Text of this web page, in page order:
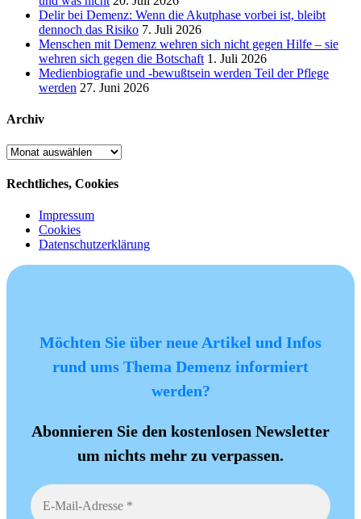
Delir bei Demenz: Wenn die Akutphase vorbei ist, bleibt
dennoch das Risiko 7. Juli 2026
Menschen mit Demenz wehren sich nicht gegen Hilfe – sie
wehren sich gegen die Botschaft 1. Juli 2026
Medienbiografie und -bewußtsein werden Teil der Pflege
werden 27. Juni 2026
Archiv
Archiv
Rechtliches, Cookies
Impressum
Cookies
Datenschutzerklärung
Möchten Sie über neue Artikel und Infos
rund ums Thema Demenz informiert
werden?
Abonnieren Sie den kostenlosen Newsletter
um nichts mehr zu verpassen.